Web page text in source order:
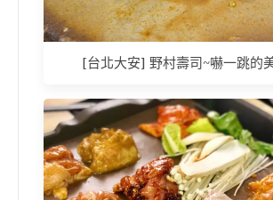
[台北大安] 野村壽司~嚇一跳的